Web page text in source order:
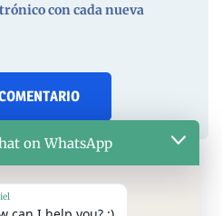
con cada nueva
on WhatsApp